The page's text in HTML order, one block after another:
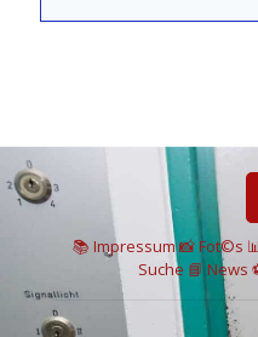
📚 Impressum📸Fot©s
Suche 📘 News